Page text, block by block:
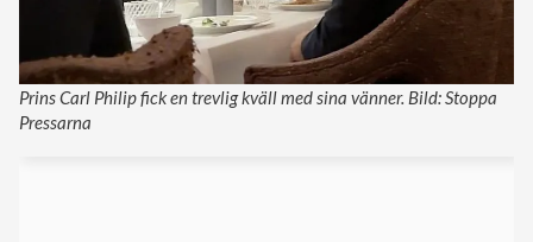
Prins Carl Philip fick en trevlig kväll med sina vänner. Bild: Stoppa
Pressarna